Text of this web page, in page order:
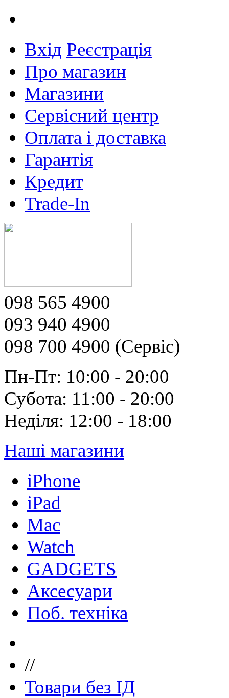
Вхід Реєстрація
Про магазин
Магазини
Сервісний центр
Оплата і доставка
Гарантія
Кредит
Trade-In
098 565 4900
093 940 4900
098 700 4900 (Сервіс)
Пн-Пт: 10:00 - 20:00
Субота: 11:00 - 20:00
Неділя: 12:00 - 18:00
Наші магазини
iPhone
iPad
Mac
Watch
GADGETS
Аксесуари
Поб. техніка
//
Товари без ІД